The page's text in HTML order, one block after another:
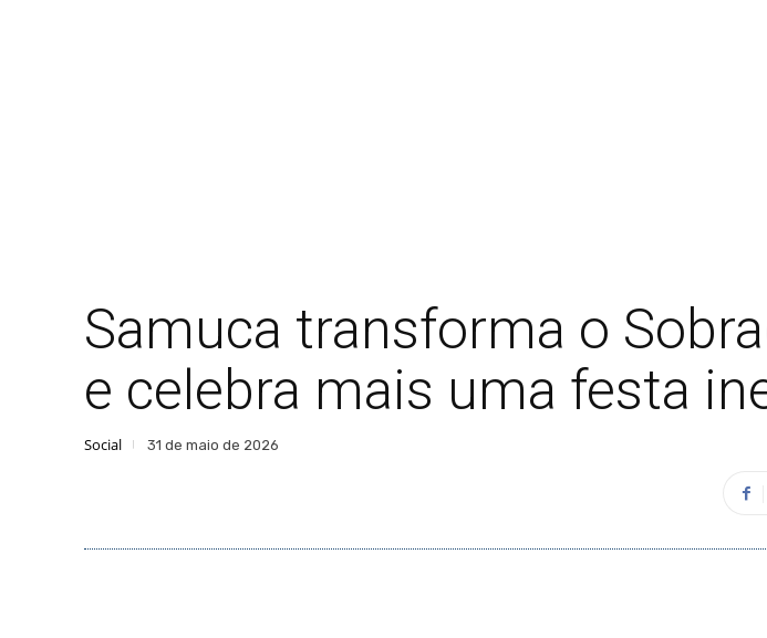
Samuca transforma o
e celebra mais uma festa
Social 31 de maio de 2026